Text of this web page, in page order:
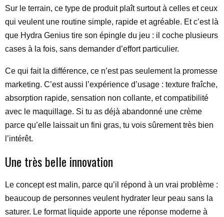
Sur le terrain, ce type de produit plaît surtout à celles et ceux
qui veulent une routine simple, rapide et agréable. Et c’est là
que Hydra Genius tire son épingle du jeu : il coche plusieurs
cases à la fois, sans demander d’effort particulier.
Ce qui fait la différence, ce n’est pas seulement la promesse
marketing. C’est aussi l’expérience d’usage : texture fraîche,
absorption rapide, sensation non collante, et compatibilité
avec le maquillage. Si tu as déjà abandonné une crème
parce qu’elle laissait un fini gras, tu vois sûrement très bien
l’intérêt.
Une très belle innovation
Le concept est malin, parce qu’il répond à un vrai problème :
beaucoup de personnes veulent hydrater leur peau sans la
saturer. Le format liquide apporte une réponse moderne à